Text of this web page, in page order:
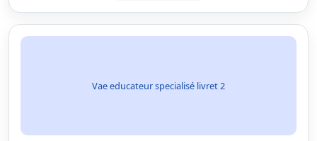
Vae educateur specialisé livret 2